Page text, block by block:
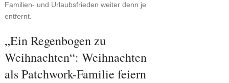
Familien- und Urlaubsfrieden weiter denn je
entfernt.
„Ein Regenbogen zu
Weihnachten“: Weihnachten
als Patchwork-Familie feiern